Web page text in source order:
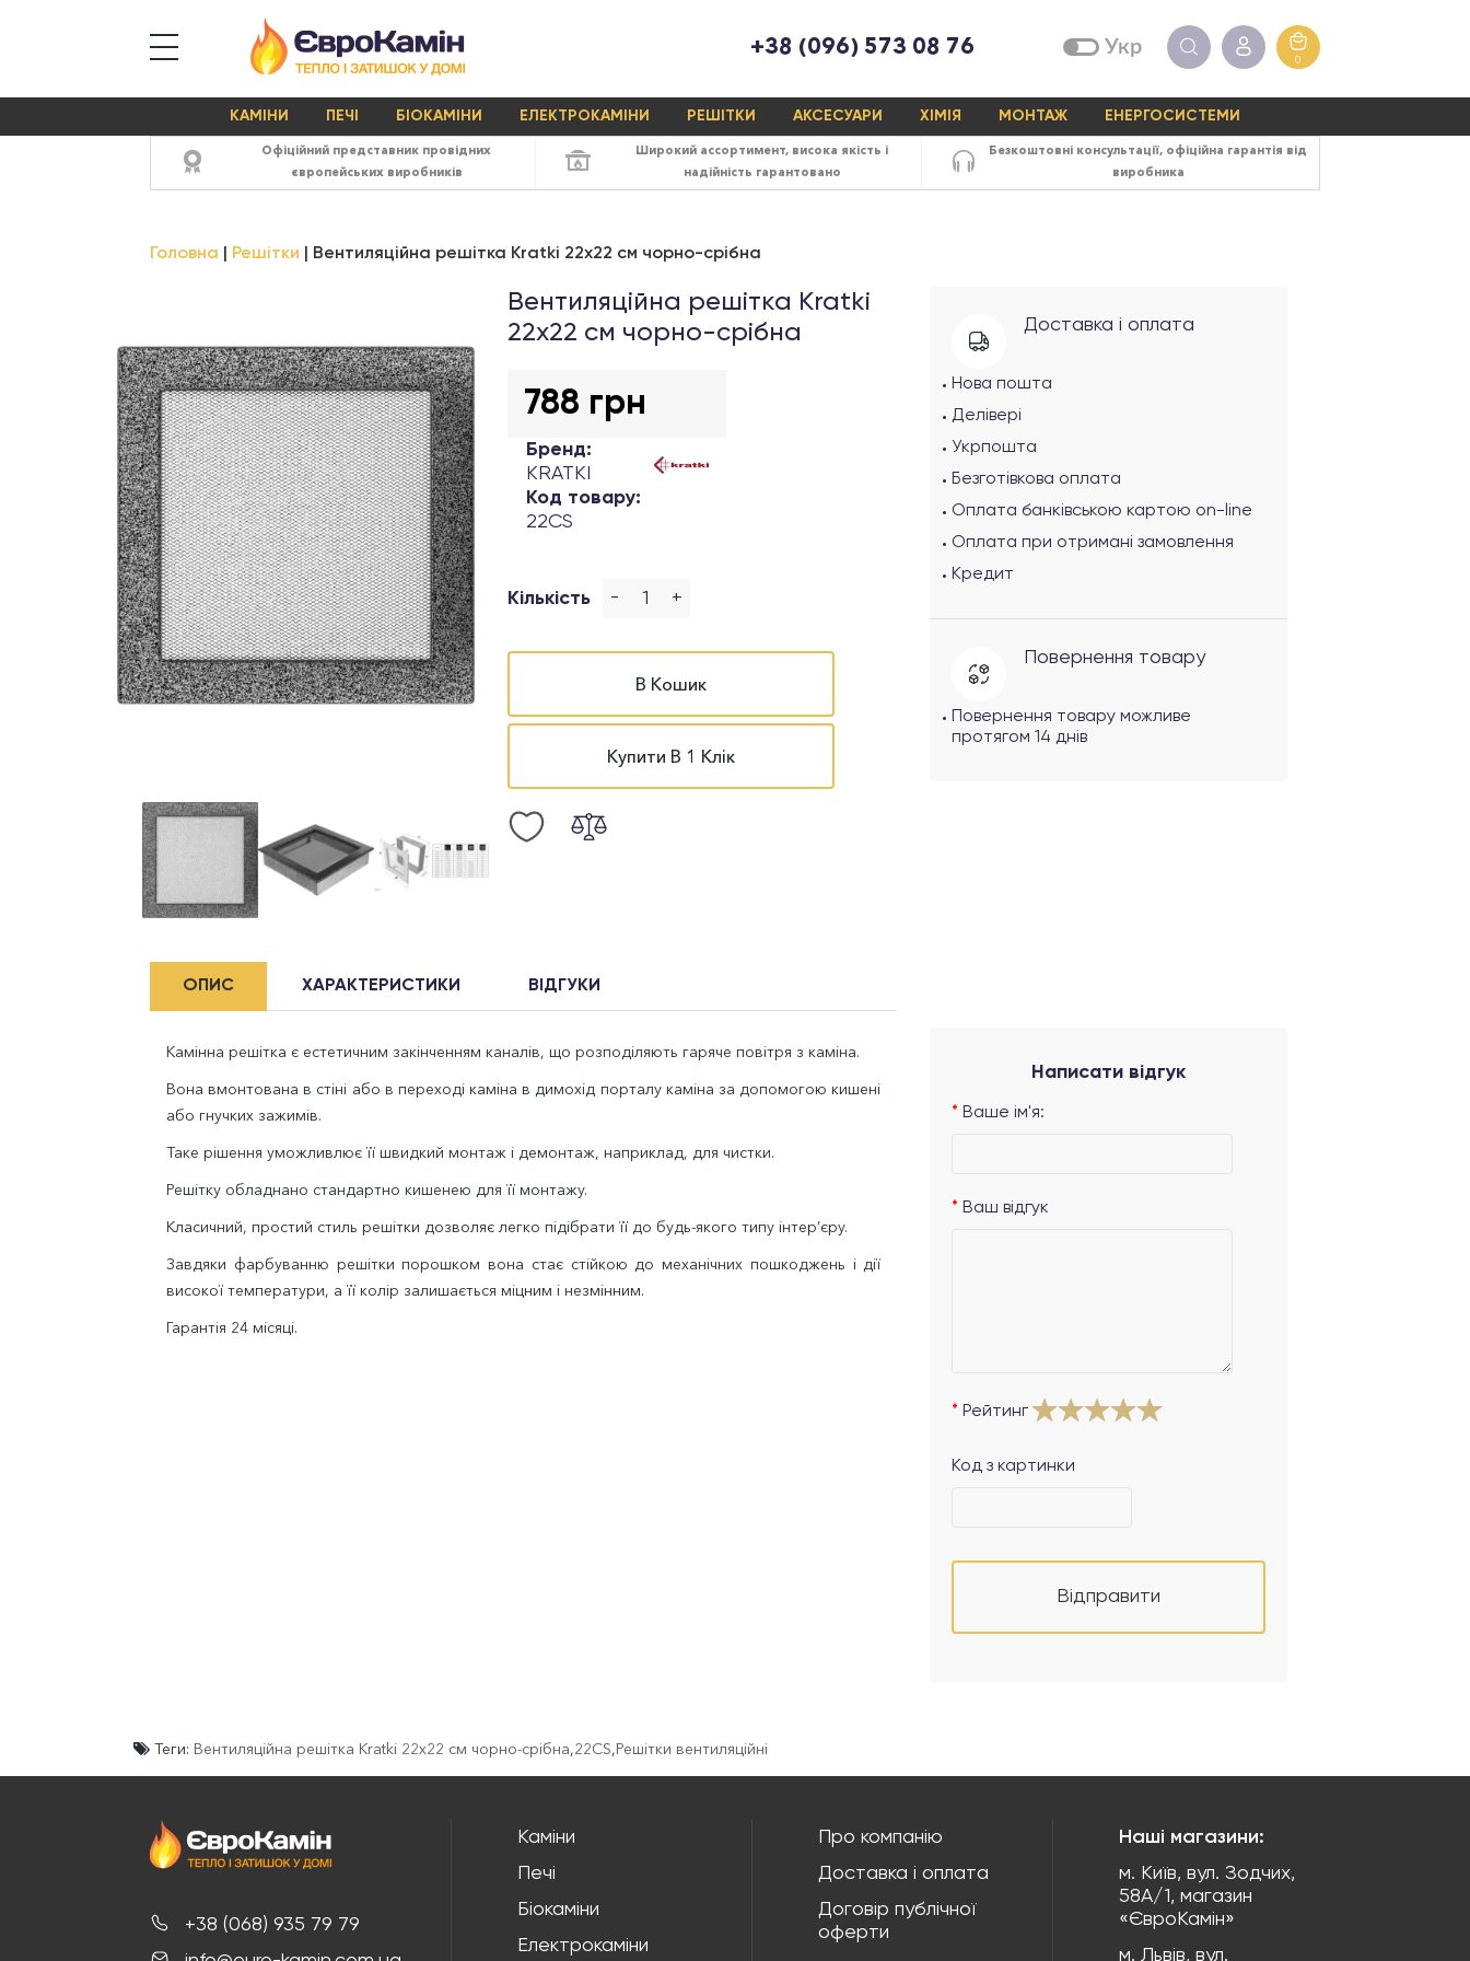
+38 (096) 573 08 76 Укр
0
КАМІНИ ПЕЧІ БІОКАМІНИ ЕЛЕКТРОКАМІНИ РЕШІТКИ АКСЕСУАРИ ХІМІЯ МОНТАЖ ЕНЕРГОСИСТЕМИ
Офіційний представник провідних
європейських виробників
Широкий ассортимент, висока якість і
надійність гарантовано
Безкоштовні консультації, офіційна гарантія від
виробника
Головна Решітки Вентиляційна решітка Kratki 22x22 см чорно-срібна
Вентиляційна решітка Kratki
22х22 см чорно-срібна
788 грн
Бренд:
KRATKI
Код товару:
22CS
Кількість - +
В Кошик
Купити В 1 Клік
Доставка і оплата
Нова пошта
Делівері
Укрпошта
Безготівкова оплата
Оплата банківською картою on-line
Оплата при отримані замовлення
Кредит
Повернення товару
Повернення товару можливе
протягом 14 днів
ОПИС ХАРАКТЕРИСТИКИ ВІДГУКИ
Камінна решітка є естетичним закінченням каналів, що розподіляють гаряче повітря з каміна.
Вона вмонтована в стіні або в переході каміна в димохід порталу каміна за допомогою кишені
або гнучких зажимів.
Таке рішення уможливлює її швидкий монтаж і демонтаж, наприклад, для чистки.
Решітку обладнано стандартно кишенею для її монтажу.
Класичний, простий стиль решітки дозволяє легко підібрати її до будь-якого типу інтер’єру.
Завдяки фарбуванню решітки порошком вона стає стійкою до механічних пошкоджень і дії
високої температури, а її колір залишається міцним і незмінним.
Гарантія 24 місяці.
Написати відгук
Ваше ім'я:
Ваш відгук
Рейтинг
Код з картинки
Відправити
Теги: Вентиляційна решітка Kratki 22x22 см чорно-срібна,22CS,Решітки вентиляційні
+38 (068) 935 79 79
Каміни
Печі
Біокаміни
Електрокаміни
Про компанію
Доставка і оплата
Договір публічної
оферти
Наші магазини:
м. Київ, вул. Зодчих,
58А/1, магазин
«ЄвроКамін»
м. Львів, вул.